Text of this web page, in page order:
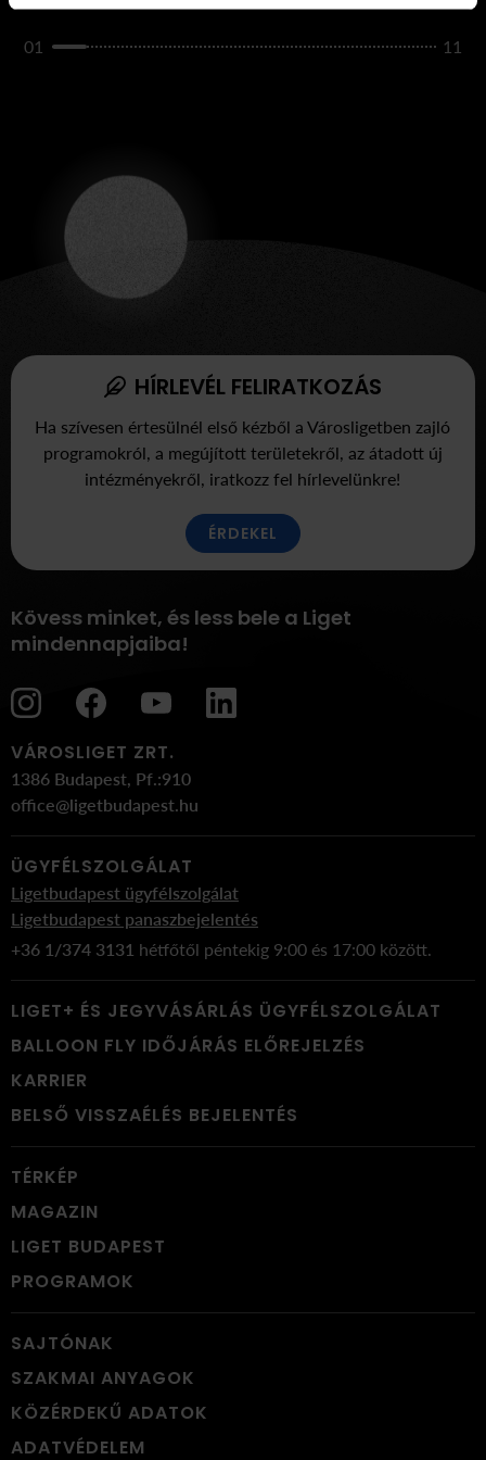
01 11
VÁROSLIGET ZRT.
1386 Budapest, Pf.:910
office@ligetbudapest.hu
ÜGYFÉLSZOLGÁLAT
Ligetbudapest ügyfélszolgálat
Ligetbudapest panaszbejelentés
+36 1/374 3131 hétfőtől péntekig 9:00 és 17:00 között.
LIGET+ ÉS JEGYVÁSÁRLÁS ÜGYFÉLSZOLGÁLAT
BALLOON FLY IDŐJÁRÁS ELŐREJELZÉS
KARRIER
BELSŐ VISSZAÉLÉS BEJELENTÉS
TÉRKÉP
MAGAZIN
LIGET BUDAPEST
PROGRAMOK
SAJTÓNAK
SZAKMAI ANYAGOK
KÖZÉRDEKŰ ADATOK
ADATVÉDELEM
Kövess minket, és less bele a Liget
mindennapjaiba!
HÍRLEVÉL FELIRATKOZÁS
Ha szívesen értesülnél első kézből a Városligetben zajló
programokról, a megújított területekről, az átadott új
intézményekről, iratkozz fel hírlevelünkre!
ÉRDEKEL